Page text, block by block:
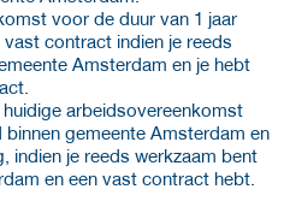
voor de duur van 1 jaar
contract indien je reeds
Amsterdam en je hebt
arbeidsovereenkomst
gemeente Amsterdam en
indien je reeds werkzaam bent
en een vast contract hebt.